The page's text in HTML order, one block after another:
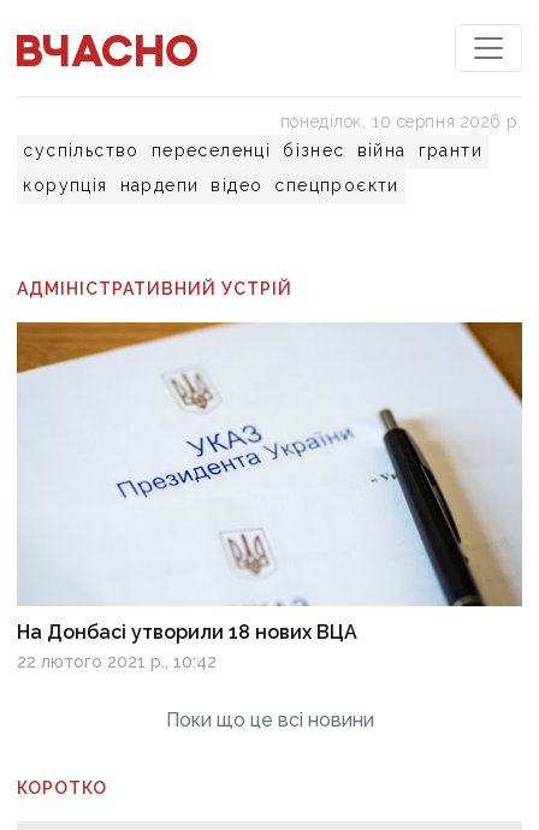
суспільство переселенці бізнес війна
гранти
корупція
нардепи відео спецпроєкти
понеділок, 10 серпня 2026 р.
АДМІНІСТРАТИВНИЙ УСТРІЙ
На Донбасі утворили 18 нових ВЦА
22 лютого 2021 р., 10:42
Поки що це всі новини
КОРОТКО